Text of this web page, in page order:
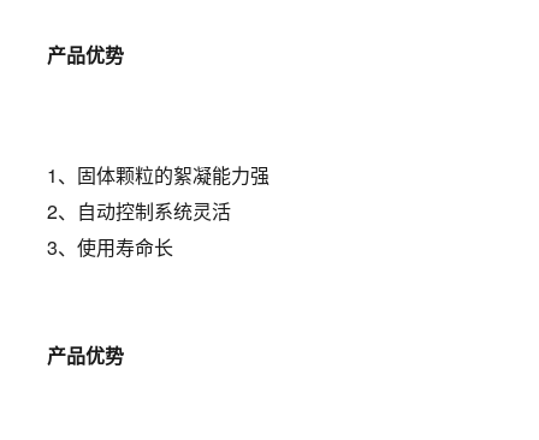
产品优势
1、固体颗粒的絮凝能力强
2、自动控制系统灵活
3、使用寿命长
产品优势